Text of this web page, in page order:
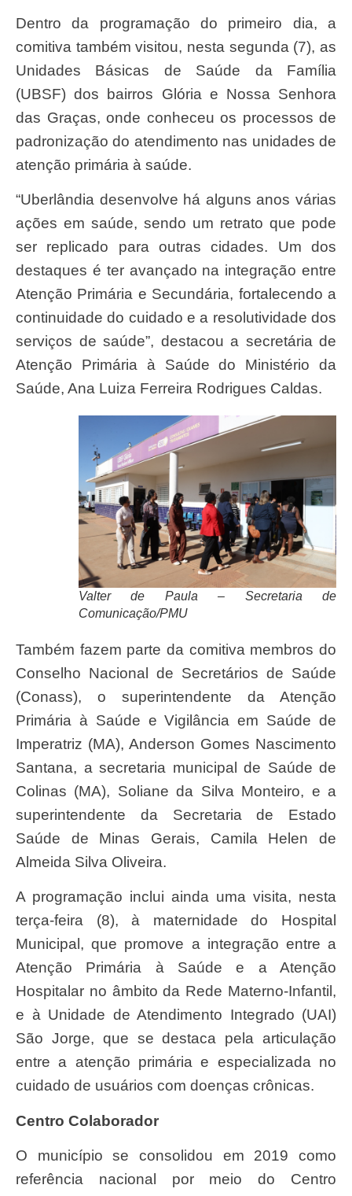
Dentro da programação do primeiro dia, a
comitiva também visitou, nesta segunda (7), as
Unidades Básicas de Saúde da Família
(UBSF) dos bairros Glória e Nossa Senhora
das Graças, onde conheceu os processos de
padronização do atendimento nas unidades de
atenção primária à saúde.
“Uberlândia desenvolve há alguns anos várias
ações em saúde, sendo um retrato que pode
ser replicado para outras cidades. Um dos
destaques é ter avançado na integração entre
Atenção Primária e Secundária, fortalecendo a
continuidade do cuidado e a resolutividade dos
serviços de saúde”, destacou a secretária de
Atenção Primária à Saúde do Ministério da
Saúde, Ana Luiza Ferreira Rodrigues Caldas.
Valter de Paula – Secretaria de
Comunicação/PMU
Também fazem parte da comitiva membros do
Conselho Nacional de Secretários de Saúde
(Conass), o superintendente da Atenção
Primária à Saúde e Vigilância em Saúde de
Imperatriz (MA), Anderson Gomes Nascimento
Santana, a secretaria municipal de Saúde de
Colinas (MA), Soliane da Silva Monteiro, e a
superintendente da Secretaria de Estado
Saúde de Minas Gerais, Camila Helen de
Almeida Silva Oliveira.
A programação inclui ainda uma visita, nesta
terça-feira (8), à maternidade do Hospital
Municipal, que promove a integração entre a
Atenção Primária à Saúde e a Atenção
Hospitalar no âmbito da Rede Materno-Infantil,
e à Unidade de Atendimento Integrado (UAI)
São Jorge, que se destaca pela articulação
entre a atenção primária e especializada no
cuidado de usuários com doenças crônicas.
Centro Colaborador
O município se consolidou em 2019 como
referência nacional por meio do Centro